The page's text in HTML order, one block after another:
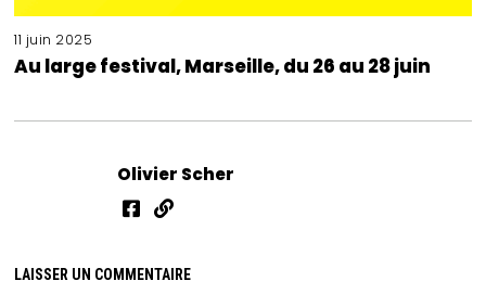
11 juin 2025
Au large festival, Marseille, du 26 au 28 juin
Olivier Scher
LAISSER UN COMMENTAIRE